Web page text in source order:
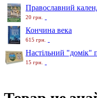
Православний
20 грн.
Кончина века
615 грн.
Настільний "домік"
15 грн.